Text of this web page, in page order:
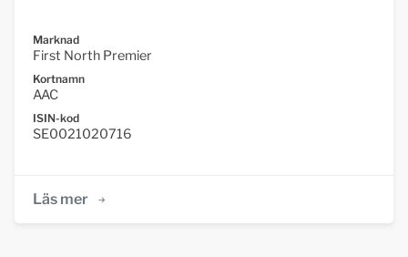
Marknad
First North Premier
Kortnamn
AAC
ISIN-kod
SE0021020716
Läs mer